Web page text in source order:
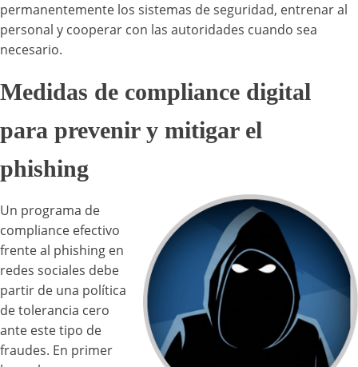
permanentemente los sistemas de seguridad, entrenar al
personal y cooperar con las autoridades cuando sea
necesario.
Medidas de compliance digital
para prevenir y mitigar el
phishing
Un programa de
compliance efectivo
frente al phishing en
redes sociales debe
partir de una política
de tolerancia cero
ante este tipo de
fraudes. En primer